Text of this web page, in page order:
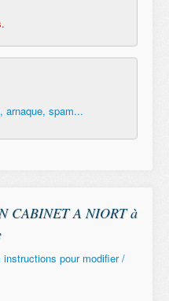
arnaque, spam...
CABINET A NIORT à
pour modifier /